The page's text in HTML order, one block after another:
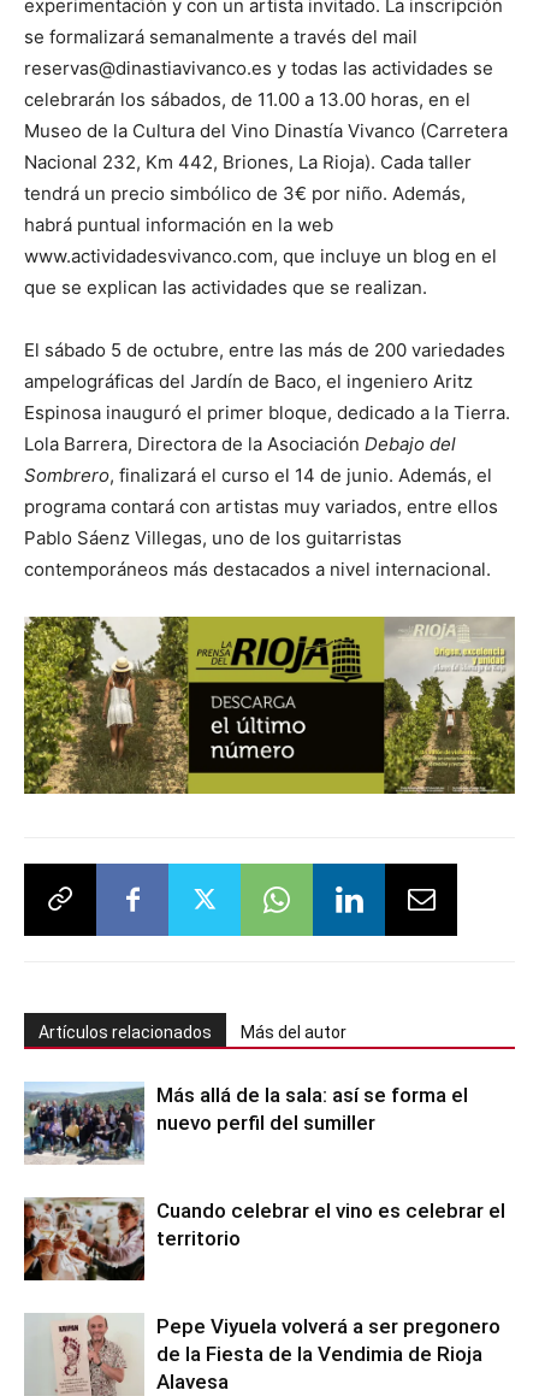
experimentación y con un artista invitado. La inscripción
se formalizará semanalmente a través del mail
reservas@dinastiavivanco.es y todas las actividades se
celebrarán los sábados, de 11.00 a 13.00 horas, en el
Museo de la Cultura del Vino Dinastía Vivanco (Carretera
Nacional 232, Km 442, Briones, La Rioja). Cada taller
tendrá un precio simbólico de 3€ por niño. Además,
habrá puntual información en la web
www.actividadesvivanco.com, que incluye un blog en el
que se explican las actividades que se realizan.
El sábado 5 de octubre, entre las más de 200 variedades
ampelográficas del Jardín de Baco, el ingeniero Aritz
Espinosa inauguró el primer bloque, dedicado a la Tierra.
Lola Barrera, Directora de la Asociación Debajo del
Sombrero, finalizará el curso el 14 de junio. Además, el
programa contará con artistas muy variados, entre ellos
Pablo Sáenz Villegas, uno de los guitarristas
contemporáneos más destacados a nivel internacional.
Artículos relacionados Más del autor
Más allá de la sala: así se forma el
nuevo perfil del sumiller
Cuando celebrar el vino es celebrar el
territorio
Pepe Viyuela volverá a ser pregonero
de la Fiesta de la Vendimia de Rioja
Alavesa